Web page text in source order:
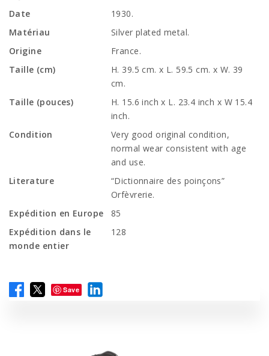
Date
1930.
Matériau
Silver plated metal.
Origine
France.
Taille (cm)
H. 39.5 cm. x L. 59.5 cm. x W. 39
cm.
Taille (pouces)
H. 15.6 inch x L. 23.4 inch x W 15.4
inch.
Condition
Very good original condition,
normal wear consistent with age
and use.
Literature
“Dictionnaire des poinçons”
Orfèvrerie.
Expédition en Europe
85
Expédition dans le
monde entier
128
Save